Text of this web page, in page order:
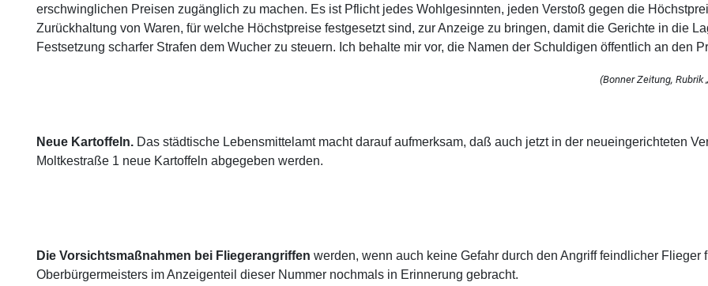
erschwinglichen Preisen zugänglich zu machen. Es ist Pflicht jedes Wohlgesinnten, jeden Verstoß gegen die
Zurückhaltung von Waren, für welche Höchstpreise festgesetzt sind, zur Anzeige zu bringen, damit die Gerichte in die
Festsetzung scharfer Strafen dem Wucher zu steuern. Ich behalte mir vor, die Namen der Schuldigen öffentlich an den
(Bonner Zeitung, Rubrik
Neue Kartoffeln. Das städtische Lebensmittelamt macht darauf aufmerksam, daß auch jetzt in der neueingerichteten
Moltkestraße 1 neue Kartoffeln abgegeben werden.
Die Vorsichtsmaßnahmen bei Fliegerangriffen werden, wenn auch keine Gefahr durch den Angriff feindlicher
Oberbürgermeisters im Anzeigenteil dieser Nummer nochmals in Erinnerung gebracht.